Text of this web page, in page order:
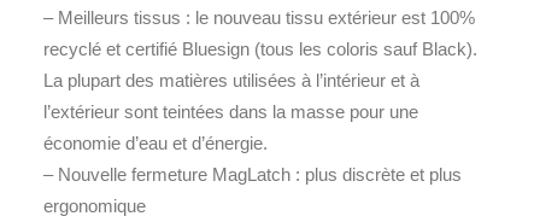
– Meilleurs tissus : le nouveau tissu extérieur est 100%
recyclé et certifié Bluesign (tous les coloris sauf Black).
La plupart des matières utilisées à l’intérieur et à
l’extérieur sont teintées dans la masse pour une
économie d’eau et d’énergie.
– Nouvelle fermeture MagLatch : plus discrète et plus
ergonomique